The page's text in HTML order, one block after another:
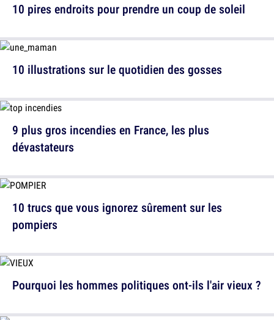
10 illustrations sur le quotidien des gosses
10 trucs que vous ignorez sûrement sur les
pompiers
10 pires endroits pour prendre un coup de soleil
9 plus gros incendies en France, les plus
dévastateurs
Pourquoi les hommes politiques ont-ils l'air vieux ?